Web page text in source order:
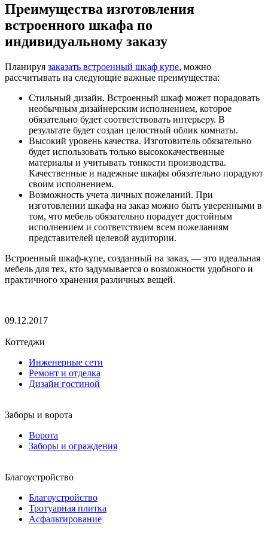
Преимущества изготовления
встроенного шкафа по
индивидуальному заказу
Планируя заказать встроенный шкаф купе, можно
рассчитывать на следующие важные преимущества:
Стильный дизайн. Встроенный шкаф может порадовать
необычным дизайнерским исполнением, которое
обязательно будет соответствовать интерьеру. В
результате будет создан целостный облик комнаты.
Высокий уровень качества. Изготовитель обязательно
будет использовать только высококачественные
материалы и учитывать тонкости производства.
Качественные и надежные шкафы обязательно порадуют
своим исполнением.
Возможность учета личных пожеланий. При
изготовлении шкафа на заказ можно быть уверенными в
том, что мебель обязательно порадует достойным
исполнением и соответствием всем пожеланиям
представителей целевой аудитории.
Встроенный шкаф-купе, созданный на заказ, — это идеальная
мебель для тех, кто задумывается о возможности удобного и
практичного хранения различных вещей.
09.12.2017
Коттеджи
Инженерные сети
Ремонт и отделка
Дизайн гостиной
Заборы и ворота
Ворота
Заборы и ограждения
Благоустройство
Благоустройство
Тротуарная плитка
Асфальтирование